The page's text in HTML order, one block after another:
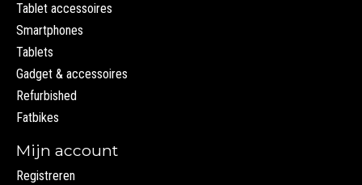
Tablet accessoires
Smartphones
Tablets
Gadget & accessoires
Refurbished
Fatbikes
Mijn account
Registreren